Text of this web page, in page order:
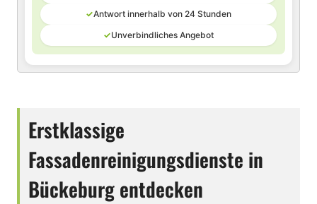
✓Antwort innerhalb von 24 Stunden
✓Unverbindliches Angebot
Erstklassige
Fassadenreinigungsdienste in
Bückeburg entdecken